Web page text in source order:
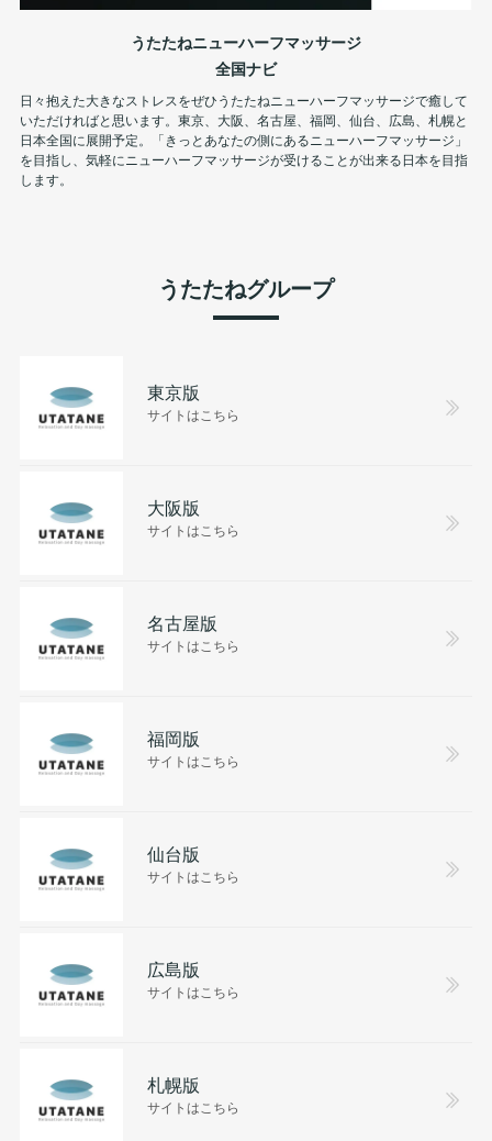
うたたねニューハーフマッサージ
全国ナビ
日々抱えた大きなストレスをぜひうたたねニューハーフマッサージで癒して
いただければと思います。東京、大阪、名古屋、福岡、仙台、広島、札幌と
日本全国に展開予定。「きっとあなたの側にあるニューハーフマッサージ」
を目指し、気軽にニューハーフマッサージが受けることが出来る日本を目指
します。
うたたねグループ
東京版
サイトはこちら
大阪版
サイトはこちら
名古屋版
サイトはこちら
福岡版
サイトはこちら
仙台版
サイトはこちら
広島版
サイトはこちら
札幌版
サイトはこちら